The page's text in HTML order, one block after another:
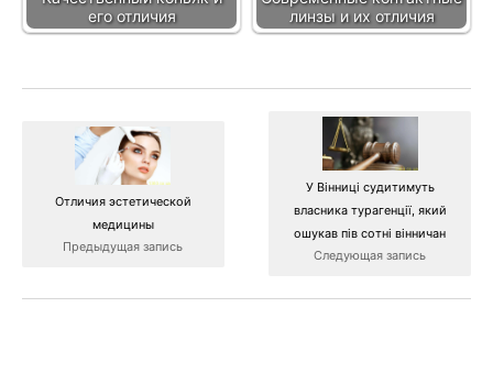
его отличия
линзы и их отличия
Отличия эстетической
медицины
Предыдущая запись
У Вінниці судитимуть
власника турагенції, який
ошукав пів сотні вінничан
Следующая запись